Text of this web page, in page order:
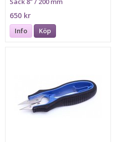
650 kr
Info Köp